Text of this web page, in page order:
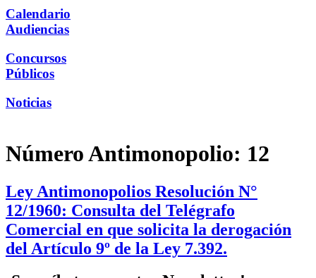
Calendario
Audiencias
Concursos
Públicos
Noticias
Número Antimonopolio: 12
Ley Antimonopolios Resolución N°
12/1960: Consulta del Telégrafo
Comercial en que solicita la derogación
del Artículo 9º de la Ley 7.392.